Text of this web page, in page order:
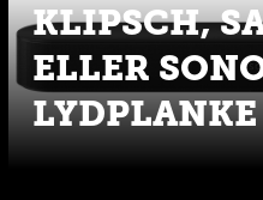
KLIPSCH,
ELLER
LYDPLANKE